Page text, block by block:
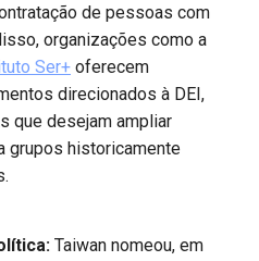
de pessoas com
organizações como a
Ser+ oferecem
direcionados à DEI,
que desejam ampliar
grupos historicamente
Taiwan nomeou, em